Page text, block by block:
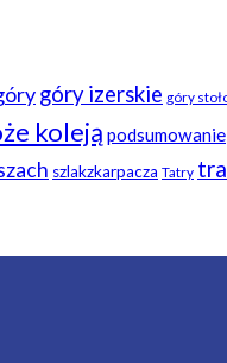
góry izerskie góry
koleją podsumowanie
szlakzkarpacza Tatry